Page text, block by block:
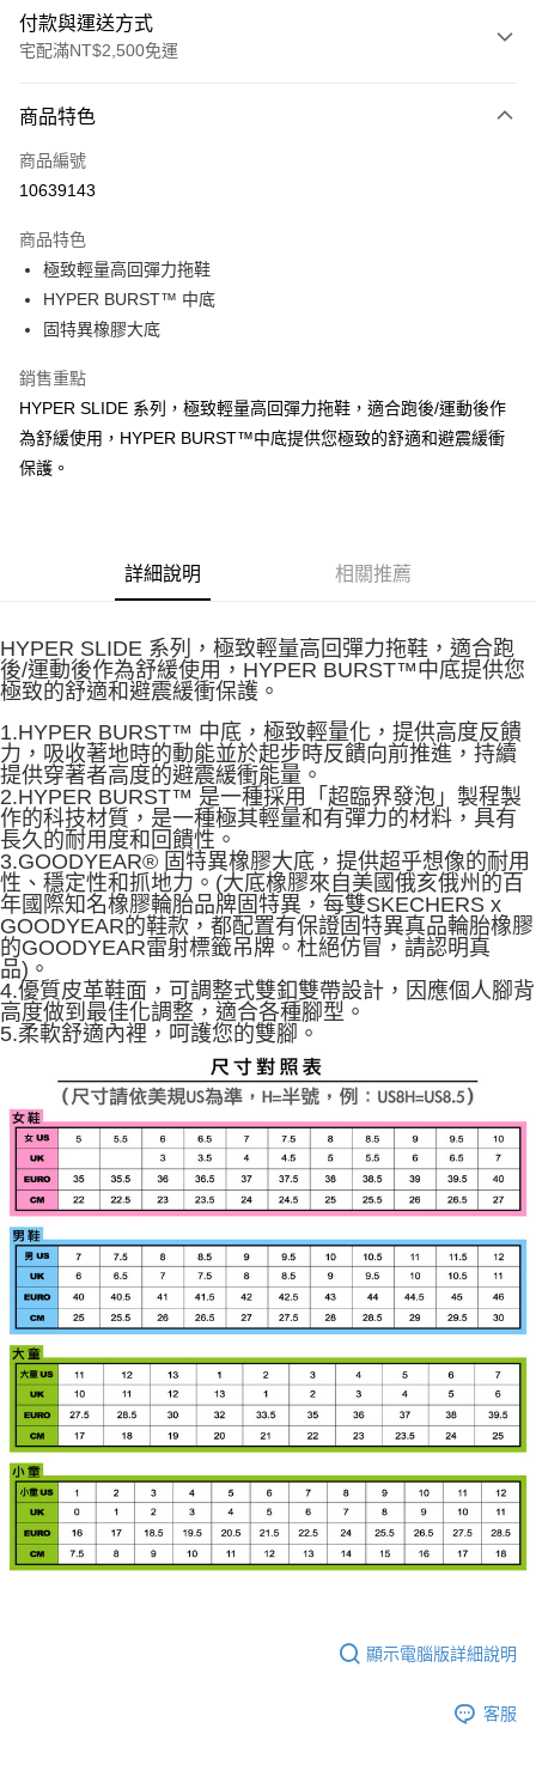
付款與運送方式
宅配滿NT$2,500免運
信用卡一次付款
LINE Pay
相關說明
【大哥付你分期使用說明】
1.本服務由台灣大哥大提供，台灣大哥大用戶可立即使用無須另外申請。
2.付款方式選擇「大哥付你分期」，訂單成立後會自動跳轉到大哥付的交易
流程，驗證手機門號後，選擇欲分期的期數、繳款截止日，確認付款後即完
3.實際核准額度、可分期數及費用金額請依後續交易確認頁面所載為準。
4.訂單成立30分鐘內，如未前往確認交易或遇審核未通過，訂單將自動取
消。如遇「轉專審核」未通過狀況，表示未達大哥付你分期系統評分，恕無
法說明評估內容。
【繳款方式說明】
用戶於交易時，得透過本服務購買商品或服務，並由商店將買賣／分期付款
買賣價金債權讓與本公司後，依約使用本公司帳單繳交帳款。
2.基於同意付款使用「大哥付你分期」之契約關係目的，商店將以您的個人
資料（包含姓名、電話或地址）提供予台灣大哥大進項蒐集、處理及利用，
由本公司與您本人進行分期帳單所需資料之確認、核對及更正。
3.完整用戶服務條款，請詳閱以下連結：https://oppay.tw/userRule
ATM付款
宅配
商品特色
商品編號
10639143
商品特色
極致輕量高回彈力拖鞋
HYPER BURST™ 中底
固特異橡膠大底
銷售重點
HYPER SLIDE 系列，極致輕量高回彈力拖鞋，適合跑後/運動後作
為舒緩使用，HYPER BURST™中底提供您極致的舒適和避震緩衝
保護。
詳細說明 相關推薦
HYPER SLIDE 系列，極致輕量高回彈力拖鞋，適合跑
後/運動後作為舒緩使用，HYPER BURST™中底提供您
極致的舒適和避震緩衝保護。
1.HYPER BURST™ 中底，極致輕量化，提供高度反饋
力，吸收著地時的動能並於起步時反饋向前推進，持續
提供穿著者高度的避震緩衝能量。
2.HYPER BURST™ 是一種採用「超臨界發泡」製程製
作的科技材質，是一種極其輕量和有彈力的材料，具有
長久的耐用度和回饋性。
3.GOODYEAR® 固特異橡膠大底，提供超乎想像的耐用
性、穩定性和抓地力。(大底橡膠來自美國俄亥俄州的百
年國際知名橡膠輪胎品牌固特異，每雙SKECHERS x
GOODYEAR的鞋款，都配置有保證固特異真品輪胎橡膠
的GOODYEAR雷射標籤吊牌。杜絕仿冒，請認明真
品)。
4.優質皮革鞋面，可調整式雙釦雙帶設計，因應個人腳背
高度做到最佳化調整，適合各種腳型。
5.柔軟舒適內裡，呵護您的雙腳。
顯示電腦版詳細說明
客服